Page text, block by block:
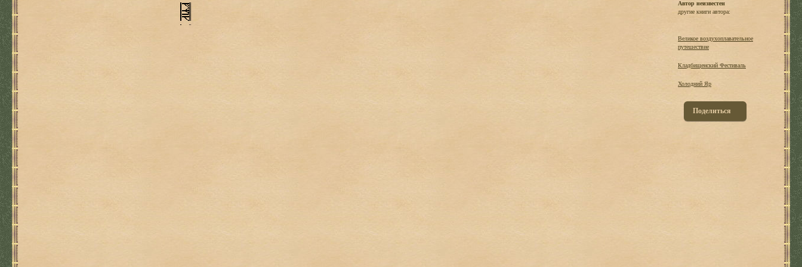
Автор неизвестен
другие книги автора:
Великое воздухоплавательное
путешествие
Кладбищенский Фестиваль
Холодний Яр
Поделиться